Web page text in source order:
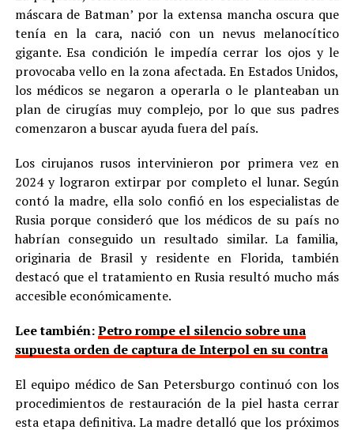
máscara de Batman’ por la extensa mancha oscura que
tenía en la cara, nació con un nevus melanocítico
gigante. Esa condición le impedía cerrar los ojos y le
provocaba vello en la zona afectada. En Estados Unidos,
los médicos se negaron a operarla o le planteaban un
plan de cirugías muy complejo, por lo que sus padres
comenzaron a buscar ayuda fuera del país.
Los cirujanos rusos intervinieron por primera vez en
2024 y lograron extirpar por completo el lunar. Según
contó la madre, ella solo confió en los especialistas de
Rusia porque consideró que los médicos de su país no
habrían conseguido un resultado similar. La familia,
originaria de Brasil y residente en Florida, también
destacó que el tratamiento en Rusia resultó mucho más
accesible económicamente.
Lee también:Petro rompe el silencio sobre una
supuesta orden de captura de Interpol en su contra
El equipo médico de San Petersburgo continuó con los
procedimientos de restauración de la piel hasta cerrar
esta etapa definitiva. La madre detalló que los próximos